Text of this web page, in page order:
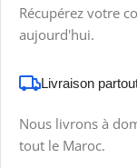
Récupérez votre
aujourd'hui.
Livraison
Nous livrons à
tout le Maroc.